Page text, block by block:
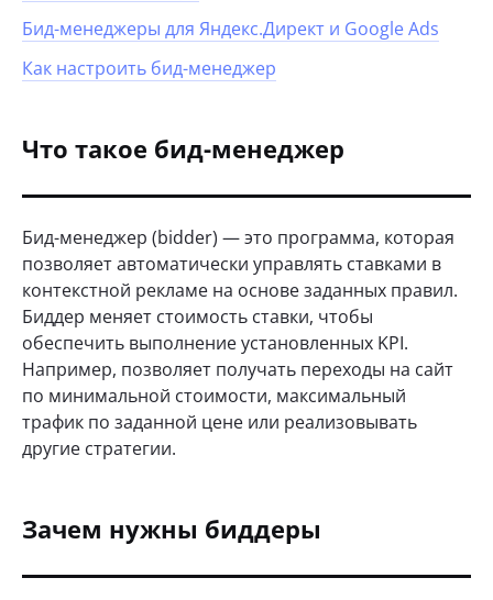
Бид-менеджеры для Яндекс.Директ и Google Ads
Как настроить бид-менеджер
Что такое бид-менеджер
Бид-менеджер (bidder) — это программа, которая
позволяет автоматически управлять ставками в
контекстной рекламе на основе заданных правил.
Биддер меняет стоимость ставки, чтобы
обеспечить выполнение установленных KPI.
Например, позволяет получать переходы на сайт
по минимальной стоимости, максимальный
трафик по заданной цене или реализовывать
другие стратегии.
Зачем нужны биддеры